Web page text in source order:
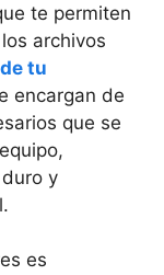
te‍ permiten
archivos
de tu
encargan de
que se
y
es